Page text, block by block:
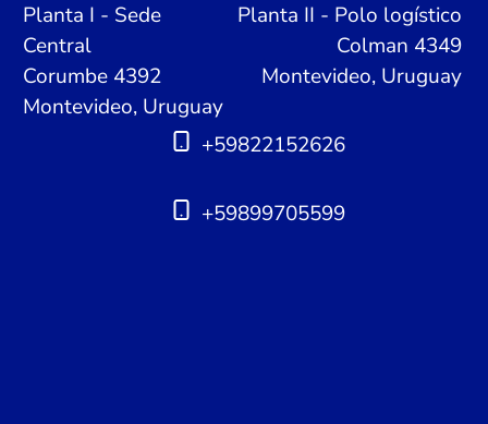
Planta I - Sede
Central
Corumbe 4392
Montevideo, Uruguay
Planta II - Polo logístico
Colman 4349
Montevideo, Uruguay
+59822152626
+59899705599